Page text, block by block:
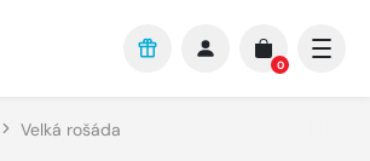
0
Velká rošáda